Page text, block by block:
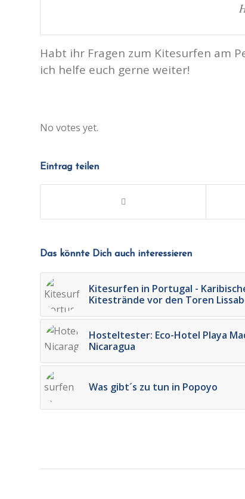
Habt ihr Fragen zum Kitesurfen am
ich helfe euch gerne weiter!
Submit Rating
No votes yet.
Eintrag teilen
Das könnte Dich auch interessieren
Kitesurfen in Portugal -
Kitestrände vor den Toren
Hosteltester: Eco-Hotel Playa
Nicaragua
Was gibt´s zu tun in Popoyo